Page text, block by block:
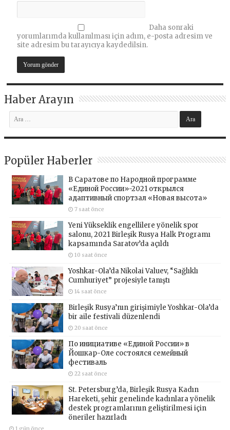
Daha sonraki
yorumlarımda kullanılması için adım, e-posta adresim ve
site adresim bu tarayıcıya kaydedilsin.
Haber Arayın
Popüler Haberler
В Саратове по Народной программе
«Единой России»-2021 открылся
адаптивный спортзал «Новая высота»
7 saat önce
Yeni Yükseklik engellilere yönelik spor
salonu, 2021 Birleşik Rusya Halk Programı
kapsamında Saratov’da açıldı
10 saat önce
Yoshkar-Ola’da Nikolai Valuev, “Sağlıklı
Cumhuriyet” projesiyle tanıştı
14 saat önce
Birleşik Rusya’nın girişimiyle Yoshkar-Ola’da
bir aile festivali düzenlendi
20 saat önce
По инициативе «Единой России» в
Йошкар-Оле состоялся семейный
фестиваль
22 saat önce
St. Petersburg’da, Birleşik Rusya Kadın
Hareketi, şehir genelinde kadınlara yönelik
destek programlarının geliştirilmesi için
öneriler hazırladı